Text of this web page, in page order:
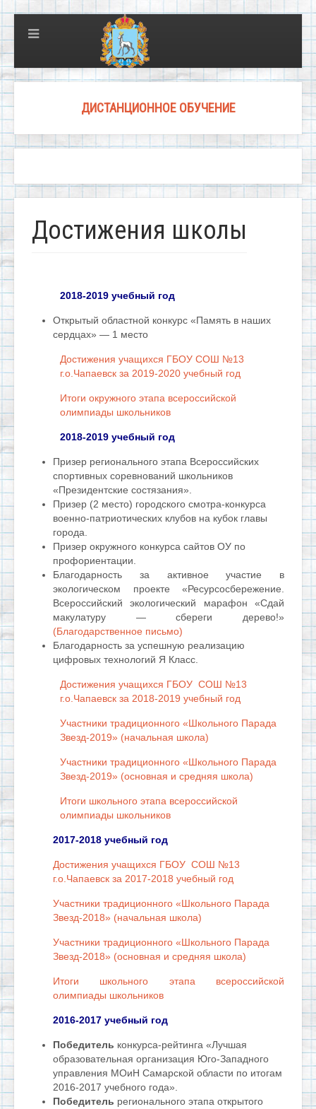
ДИСТАНЦИОННОЕ ОБУЧЕНИЕ
Достижения школы
2018-2019 учебный год
Открытый областной конкурс «Память в наших
сердцах» — 1 место
Достижения учащихся ГБОУ СОШ №13
г.о.Чапаевск за 2019-2020 учебный год
Итоги окружного этапа всероссийской
олимпиады школьников
2018-2019 учебный год
Призер регионального этапа Всероссийских
спортивных соревнований школьников
«Президентские состязания».
Призер (2 место) городского смотра-конкурса
военно-патриотических клубов на кубок главы
города.
Призер окружного конкурса сайтов ОУ по
профориентации.
Благодарность за активное участие в
экологическом проекте «Ресурсосбережение.
Всероссийский экологический марафон «Сдай
макулатуру — сбереги дерево!»
(Благодарственное письмо)
Благодарность за успешную реализацию
цифровых технологий Я Класс.
Достижения учащихся ГБОУ СОШ №13
г.о.Чапаевск за 2018-2019 учебный год
Участники традиционного «Школьного Парада
Звезд-2019» (начальная школа)
Участники традиционного «Школьного Парада
Звезд-2019» (основная и средняя школа)
Итоги школьного этапа всероссийской
олимпиады школьников
2017-2018 учебный год
Достижения учащихся ГБОУ СОШ №13
г.о.Чапаевск за 2017-2018 учебный год
Участники традиционного «Школьного Парада
Звезд-2018» (начальная школа)
Участники традиционного «Школьного Парада
Звезд-2018» (основная и средняя школа)
Итоги школьного этапа всероссийской
олимпиады школьников
2016-2017 учебный год
Победитель конкурса-рейтинга «Лучшая
образовательная организация Юго-Западного
управления МОиН Самарской области по итогам
2016-2017 учебного года».
Победитель регионального этапа открытого